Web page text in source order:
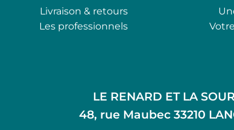
Livraison & retours
Les professionnels
LE RENARD ET LA
48, rue Maubec 33210